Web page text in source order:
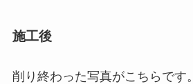
施工後
削り終わった写真がこちらです。